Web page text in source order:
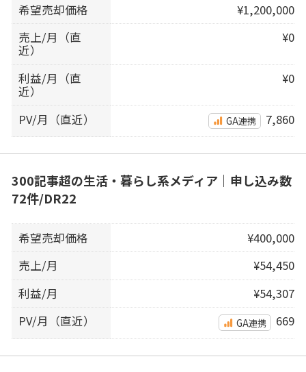
希望売却価格
¥1,200,000
売上/月（直
近）
¥0
利益/月（直
近）
¥0
PV/月（直近） GA連携 7,860
300記事超の生活・暮らし系メディア｜申し込み数
72件/DR22
希望売却価格
¥400,000
売上/月
¥54,450
利益/月
¥54,307
PV/月（直近）
GA連携 669